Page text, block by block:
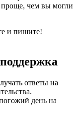
проще, чем вы могли
и пишите!
ответы на
день на